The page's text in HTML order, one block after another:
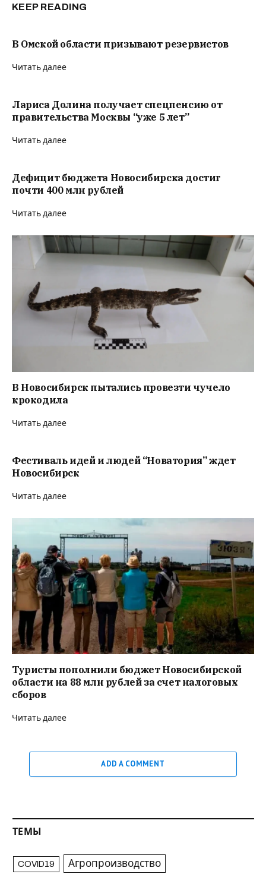
KEEP READING
В Омской области призывают резервистов
Читать далее
Лариса Долина получает спецпенсию от
правительства Москвы “уже 5 лет”
Читать далее
Дефицит бюджета Новосибирска достиг
почти 400 млн рублей
Читать далее
В Новосибирск пытались провезти чучело
крокодила
Читать далее
Фестиваль идей и людей “Новатория” ждет
Новосибирск
Читать далее
Туристы пополнили бюджет Новосибирской
области на 88 млн рублей за счет налоговых
сборов
Читать далее
ADD A COMMENT
ТЕМЫ
COVID19 Агропроизводство